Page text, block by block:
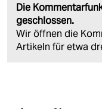
Die
geschlossen.
Wir öffnen die
Artikeln für etwa